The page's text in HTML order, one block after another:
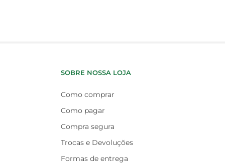
SOBRE NOSSA LOJA
Como comprar
Como pagar
Compra segura
Trocas e Devoluções
Formas de entrega